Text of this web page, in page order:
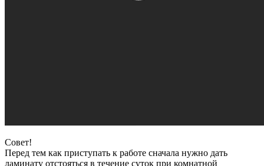
Совет!
Перед тем как приступать к работе сначала нужно дать
ламинату отстояться в течение суток при комнатной